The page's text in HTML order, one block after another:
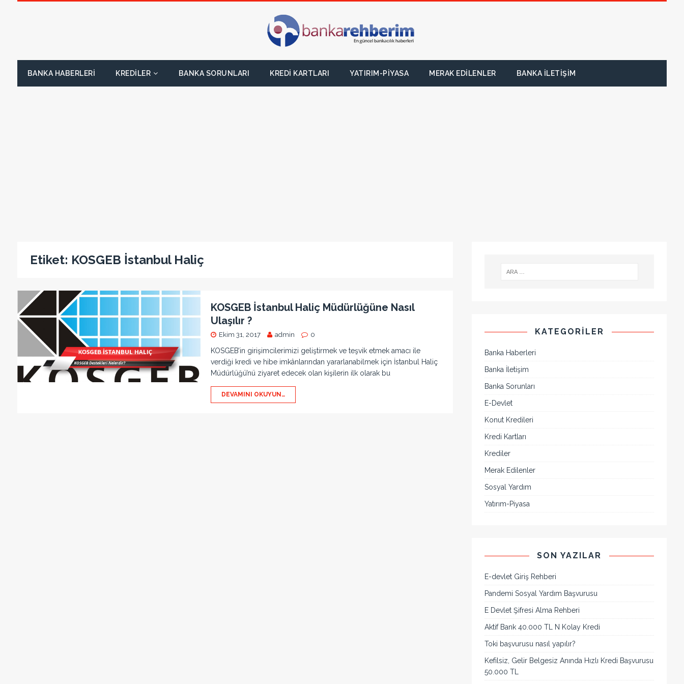
BANKA HABERLERI KREDILER BANKA SORUNLARI KREDI KARTLARI YATIRIM-PIYASA MERAK EDILENLER BANKA İLETIŞIM
Etiket: KOSGEB İstanbul Haliç
KOSGEB İstanbul Haliç Müdürlüğüne Nasıl
Ulaşılır ?
Ekim 31, 2017 admin 0
KOSGEB’in girişimcilerimizi geliştirmek ve teşvik etmek amacı ile
verdiği kredi ve hibe imkânlarından yararlanabilmek için İstanbul Haliç
Müdürlüğü’nü ziyaret edecek olan kişilerin ilk olarak bu
DEVAMINI OKUYUN…
KATEGORILER
Banka Haberleri
Banka İletişim
Banka Sorunları
E-Devlet
Konut Kredileri
Kredi Kartları
Krediler
Merak Edilenler
Sosyal Yardım
Yatırım-Piyasa
SON YAZILAR
E-devlet Giriş Rehberi
Pandemi Sosyal Yardım Başvurusu
E Devlet Şifresi Alma Rehberi
Aktif Bank 40.000 TL N Kolay Kredi
Toki başvurusu nasıl yapılır?
Kefilsiz, Gelir Belgesiz Anında Hızlı Kredi Başvurusu
50.000 TL